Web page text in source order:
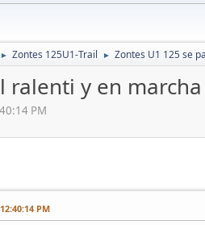
► Zontes 125U1-Trail ► Zontes U1 125 se
ralenti y en marcha
PM
PM